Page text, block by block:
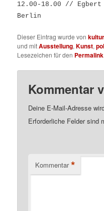
12.00-18.00 // Egbert
Berlin
Dieser Eintrag wurde von
und mitAusstellung,Kunst,
Lesezeichen für den Permalink
Kommentar
Deine E-Mail-Adresse
Erforderliche Felder sind
Kommentar *